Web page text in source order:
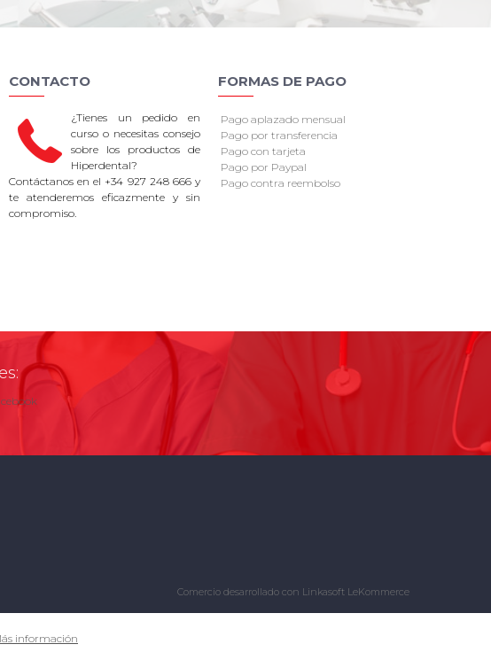
información
CONTACTO
¿Tienes un pedido en
curso o necesitas consejo
sobre los productos de
Hiperdental?
Contáctanos en el +34 927 248 666 y
te atenderemos eficazmente y sin
compromiso.
FORMAS DE PAGO
Pago aplazado mensual
Pago por transferencia
Pago con tarjeta
Pago por Paypal
Pago contra reembolso
Comercio desarrollado con Linkasoft LeKommerce